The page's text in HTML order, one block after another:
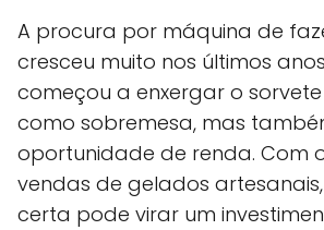
A procura por máquina de
cresceu muito nos últimos
começou a enxergar o
como sobremesa, mas
oportunidade de renda. Com
vendas de gelados
certa pode virar um